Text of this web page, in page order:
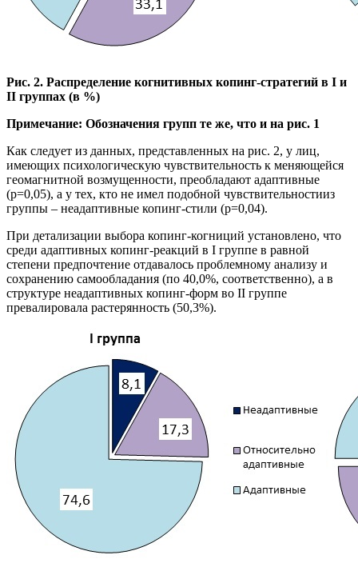
Рис. 2. Распределение когнитивных копинг-стратегий в I и
II группах (в %)
Примечание: Обозначения групп те же, что и на рис. 1
Как следует из данных, представленных на рис. 2, у лиц,
имеющих психологическую чувствительность к меняющейся
геомагнитной возмущенности, преобладают адаптивные
(p=0,05), а у тех, кто не имел подобной чувствительностииз
группы – неадаптивные копинг-стили (p=0,04).
При детализации выбора копинг-когниций установлено, что
среди адаптивных копинг-реакций в I группе в равной
степени предпочтение отдавалось проблемному анализу и
сохранению самообладания (по 40,0%, соответственно), а в
структуре неадаптивных копинг-форм во II группе
превалировала растерянность (50,3%).